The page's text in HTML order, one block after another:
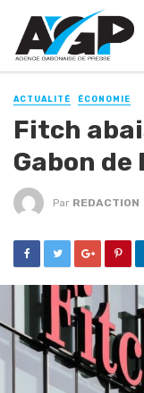
ACTUALITÉ ÉCONOMIE
Fitch
Gabon de
Par REDACTION